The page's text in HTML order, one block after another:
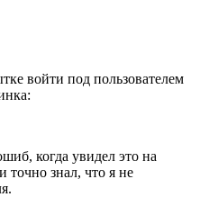
войти под пользователем
когда увидел это на
точно знал, что я не